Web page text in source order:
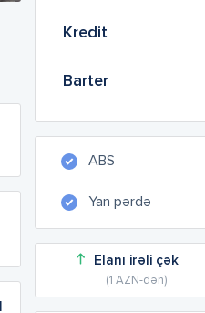
Kredit
Barter
ABS
Yan pərdə
Elanı irəli çək
(1 AZN-dən)